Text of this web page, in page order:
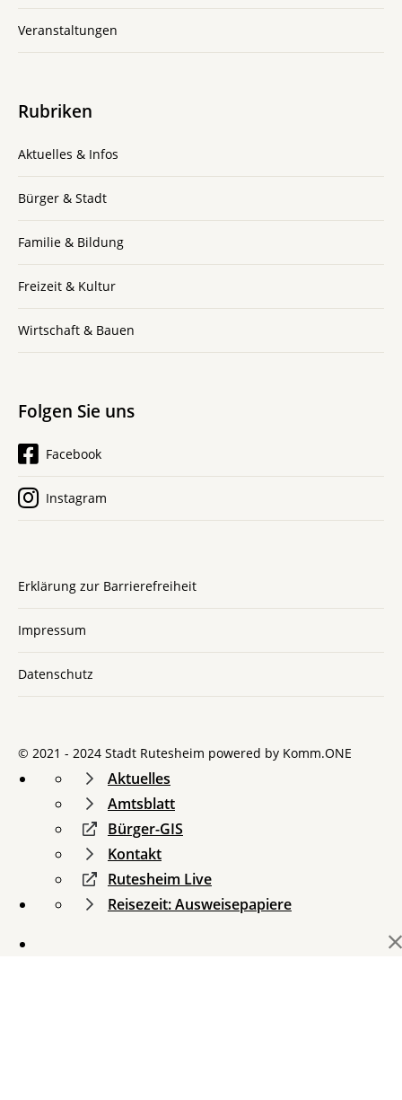
Veranstaltungen
Rubriken
Aktuelles & Infos
Bürger & Stadt
Familie & Bildung
Freizeit & Kultur
Wirtschaft & Bauen
Folgen Sie uns
Facebook
Instagram
Erklärung zur Barrierefreiheit
Impressum
Datenschutz
© 2021 - 2024 Stadt Rutesheim powered by Komm.ONE
Aktuelles
Amtsblatt
Bürger-GIS
Kontakt
Rutesheim Live
Reisezeit: Ausweisepapiere